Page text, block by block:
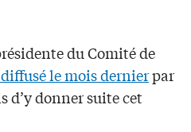
du Comité de
le mois dernierpar
d’y donner suite cet